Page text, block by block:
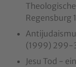
Regensburg
(1999) 299-
Jesu Tod -